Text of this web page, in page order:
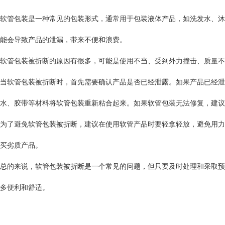
软管包装是一种常见的包装形式，通常用于包装液体产品，如洗发水、
能会导致产品的泄漏，带来不便和浪费。
软管包装被折断的原因有很多，可能是使用不当、受到外力撞击、质量
当软管包装被折断时，首先需要确认产品是否已经泄露。如果产品已经
水、胶带等材料将软管包装重新粘合起来。如果软管包装无法修复，建
为了避免软管包装被折断，建议在使用软管产品时要轻拿轻放，避免用
买劣质产品。
总的来说，软管包装被折断是一个常见的问题，但只要及时处理和采取
多便利和舒适。